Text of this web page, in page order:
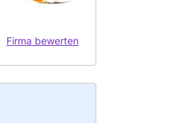
Firma bewerten